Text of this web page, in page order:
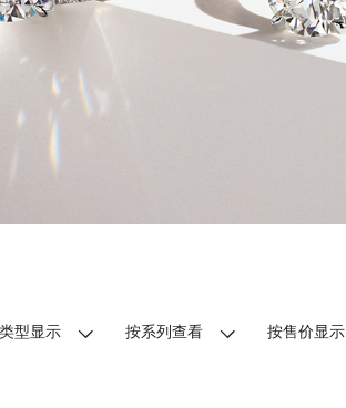
型显示 按系列查看 按售价显示